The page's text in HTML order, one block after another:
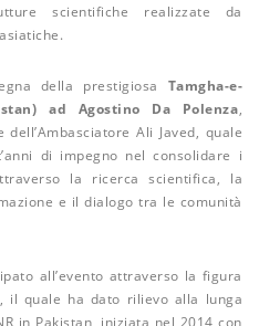
scientifiche realizzate da
della prestigiosa Tamgha-e-
ad Agostino Da Polenza,
Ali Javed, quale
di impegno nel consolidare i
la ricerca scientifica, la
e il dialogo tra le comunità
all’evento attraverso la figura
, il quale ha dato rilievo alla lunga